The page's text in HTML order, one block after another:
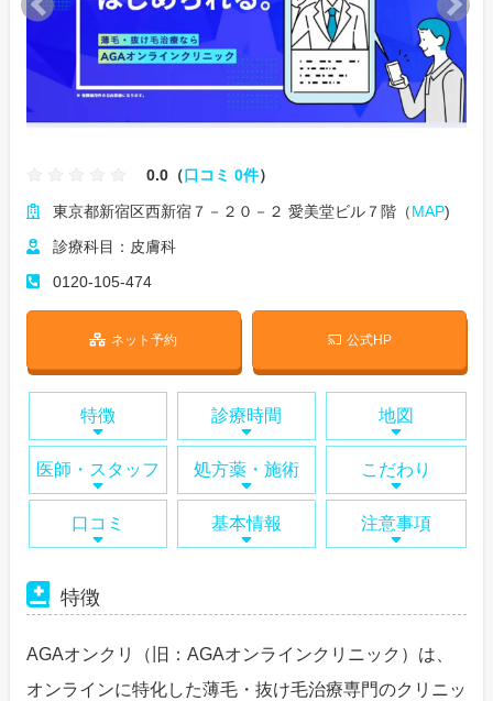
0.0（口コミ 0件）
東京都新宿区西新宿７－２０－２ 愛美堂ビル７階（MAP)
診療科目：皮膚科
0120-105-474
ネット予約 公式HP
特徴 診療時間 地図
医師・スタッフ 処方薬・施術 こだわり
口コミ 基本情報 注意事項
特徴
AGAオンクリ（旧：AGAオンラインクリニック）は、
オンラインに特化した薄毛・抜け毛治療専門のクリニッ